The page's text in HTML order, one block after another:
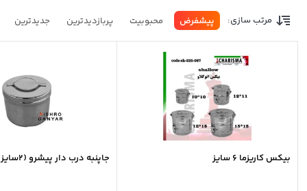
مرتب سازی: پیشفرض محبوبیت پربازدیدترین جدیدترین
بیکس کاریزما ۶ سایز جاپنبه درب دار پیشرو (۲سایز)